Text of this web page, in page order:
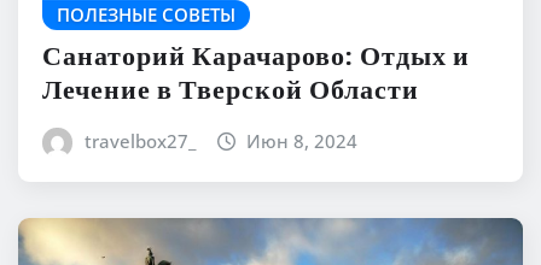
ПОЛЕЗНЫЕ СОВЕТЫ
Санаторий Карачарово: Отдых и
Лечение в Тверской Области
travelbox27_ Июн 8, 2024